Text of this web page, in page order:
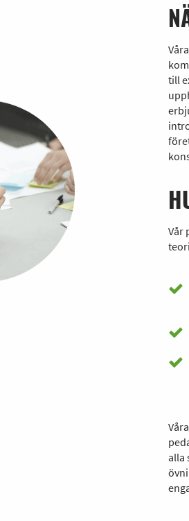
till
Vår
alla